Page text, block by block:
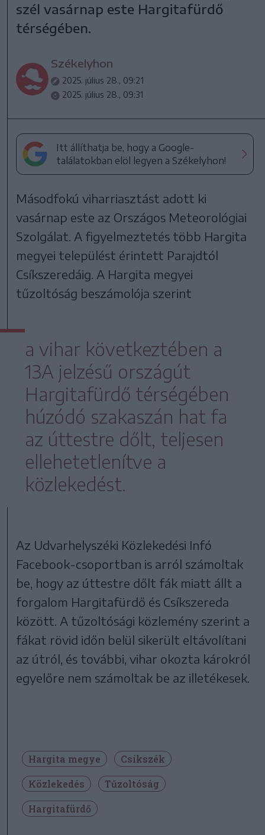
szél vasárnap este Hargitafürdő
térségében.
Székelyhon
2025. július 28., 09:21
2025. július 28., 09:31
Itt állíthatja be, hogy a Google-
találatokban elöl legyen a Székelyhon!
Másodfokú viharriasztást adott ki
vasárnap este az Országos Meteorológiai
Szolgálat. A figyelmeztetés több Hargita
megyei települést érintett Parajdtól
Csíkszeredáig. A Hargita megyei
tűzoltóság beszámolója szerint
a vihar következtében a
13A jelzésű országút
Hargitafürdő térségében
húzódó szakaszán hat fa
az úttestre dőlt, teljesen
ellehetetlenítve a
közlekedést.
Az Udvarhelyszéki Közlekedési Infó
Facebook-csoportban is arról számoltak
be, hogy az úttestre dőlt fák miatt állt a
forgalom Hargitafürdő és Csíkszereda
között. A tűzoltósági közlemény szerint a
fákat rövid időn belül sikerült eltávolítani
az útról, és további, vihar okozta károkról
egyelőre nem számoltak be az illetékesek.
Hargita megye
Csíkszék
Közlekedés
Tűzoltóság
Hargitafürdő